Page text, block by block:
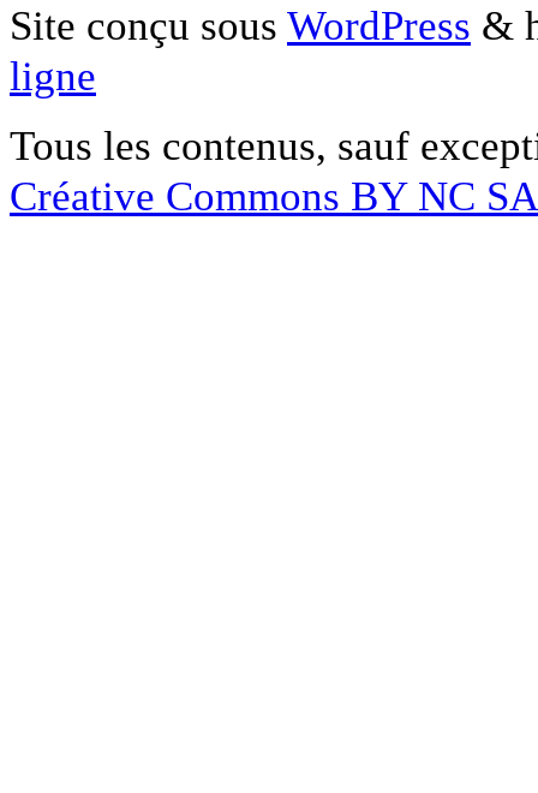
Site conçu sous WordPress &
ligne
Tous les contenus, sauf
Créative Commons BY NC SA